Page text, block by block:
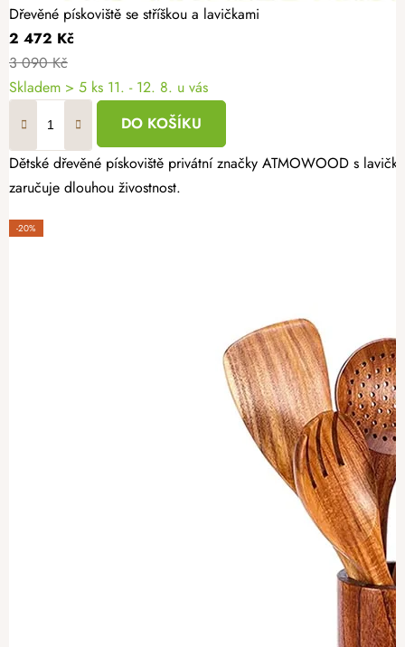
Dřevěné pískoviště se stříškou a lavičkami
2 472 Kč
3 090 Kč
Skladem > 5 ks 11. - 12. 8. u vás
DO KOŠÍKU
Dětské dřevěné pískoviště privátní značky ATMOWOOD s
zaručuje dlouhou živostnost.
-20%